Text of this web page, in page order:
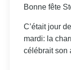
Bonne fête
C’était jour
mardi: la
célébrait son